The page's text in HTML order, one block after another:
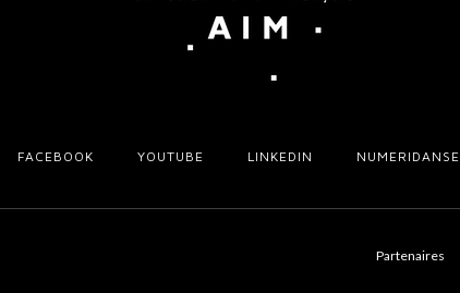
FACEBOOK YOUTUBE LINKEDIN NUMERIDANSE
Partenaires